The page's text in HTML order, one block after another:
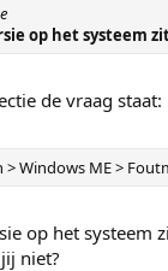
op het systeem
de vraag staat:
Windows ME >
op het systeem
niet?